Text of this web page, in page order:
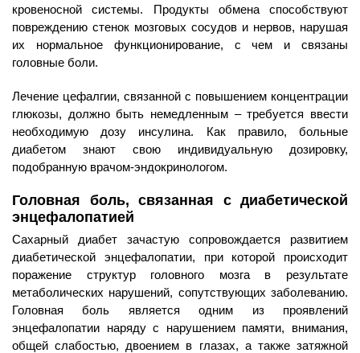
кровеносной системы. Продукты обмена способствуют
повреждению стенок мозговых сосудов и нервов, нарушая
их нормальное функционирование, с чем и связаны
головные боли.
Лечение цефалгии, связанной с повышением концентрации
глюкозы, должно быть немедленным – требуется ввести
необходимую дозу инсулина. Как правило, больные
диабетом знают свою индивидуальную дозировку,
подобранную врачом-эндокринологом.
Головная боль, связанная с диабетической
энцефалопатией
Сахарный диабет зачастую сопровождается развитием
диабетической энцефалопатии, при которой происходит
поражение структур головного мозга в результате
метаболических нарушений, сопутствующих заболеванию.
Головная боль является одним из проявлений
энцефалопатии наряду с нарушением памяти, внимания,
общей слабостью, двоением в глазах, а также затяжной